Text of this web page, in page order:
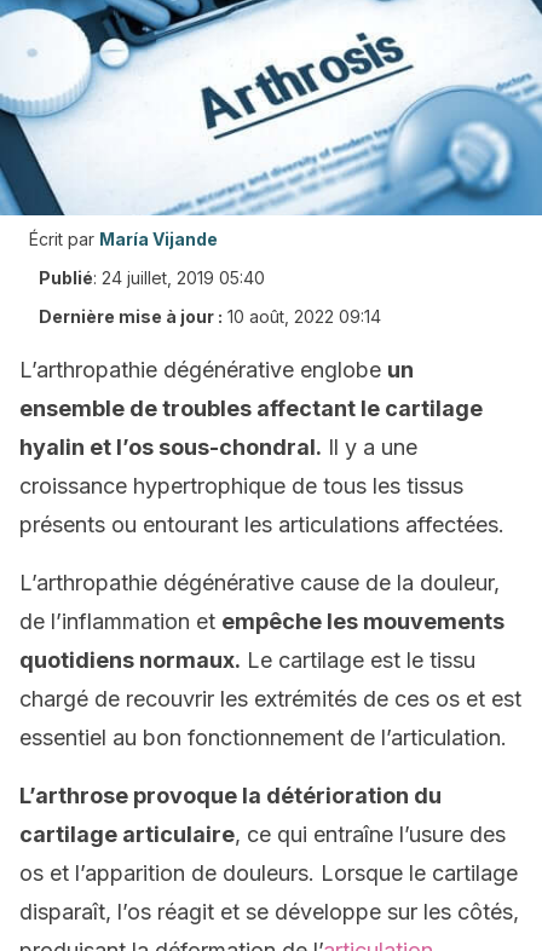
Écrit par María Vijande
Publié: 24 juillet, 2019 05:40
Dernière mise à jour : 10 août, 2022 09:14
L’arthropathie dégénérative englobe un
ensemble de troubles affectant le cartilage
hyalin et l’os sous-chondral. Il y a une
croissance hypertrophique de tous les tissus
présents ou entourant les articulations affectées.
L’arthropathie dégénérative cause de la douleur,
de l’inflammation et empêche les mouvements
quotidiens normaux. Le cartilage est le tissu
chargé de recouvrir les extrémités de ces os et est
essentiel au bon fonctionnement de l’articulation.
L’arthrose provoque la détérioration du
cartilage articulaire, ce qui entraîne l’usure des
os et l’apparition de douleurs. Lorsque le cartilage
disparaît, l’os réagit et se développe sur les côtés,